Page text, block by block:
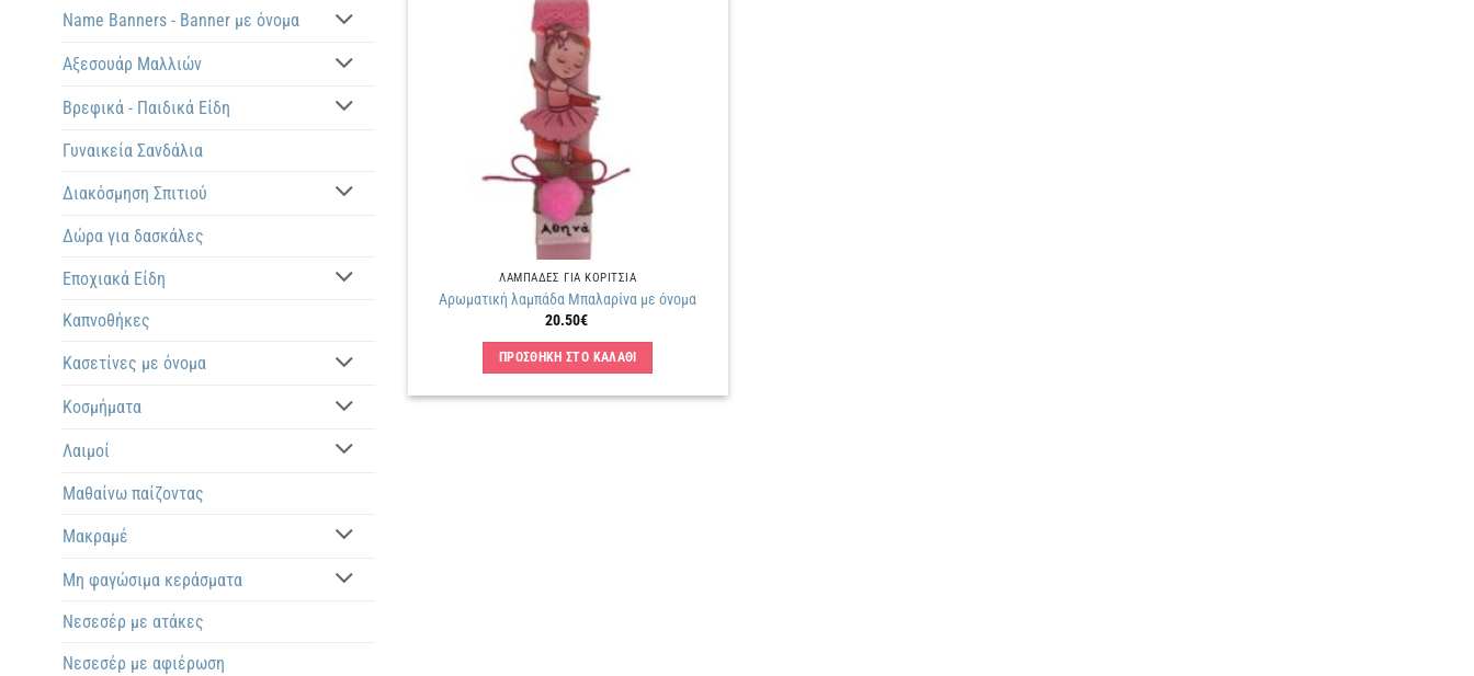
Name Banners - Banner με όνομα
Αξεσουάρ Μαλλιών
Βρεφικά - Παιδικά Είδη
Γυναικεία Σανδάλια
Διακόσμηση Σπιτιού
Δώρα για δασκάλες
Εποχιακά Είδη
Καπνοθήκες
Κασετίνες με όνομα
Κοσμήματα
Λαιμοί
Μαθαίνω παίζοντας
Μακραμέ
Μη φαγώσιμα κεράσματα
Νεσεσέρ με ατάκες
Νεσεσέρ με αφιέρωση
ΛΑΜΠΑΔΕΣ ΓΙΑ ΚΟΡΙΤΣΙΑ
Αρωματική λαμπάδα Μπαλαρίνα με όνομα
20.50€
ΠΡΟΣΘΗΚΗ ΣΤΟ ΚΑΛΑΘΙ